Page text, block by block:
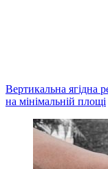
Вертикальна ягідна
на мінімальній площі